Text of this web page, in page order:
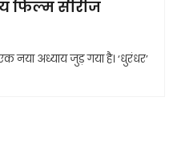
फिल्म सीरीज
नया अध्याय जुड़ गया है। ‘धुरंधर’